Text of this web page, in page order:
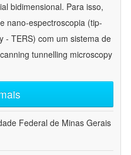
bidimensional. Para isso,
nano-espectroscopia (tip-
- TERS) com um sistema de
tunnelling microscopy
Federal de Minas Gerais